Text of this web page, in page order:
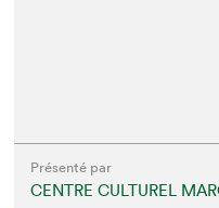
Présenté par
CENTRE CULTUREL